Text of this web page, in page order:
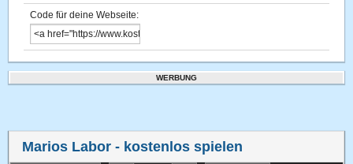
Code für deine Webseite:
WERBUNG
Marios Labor - kostenlos spielen